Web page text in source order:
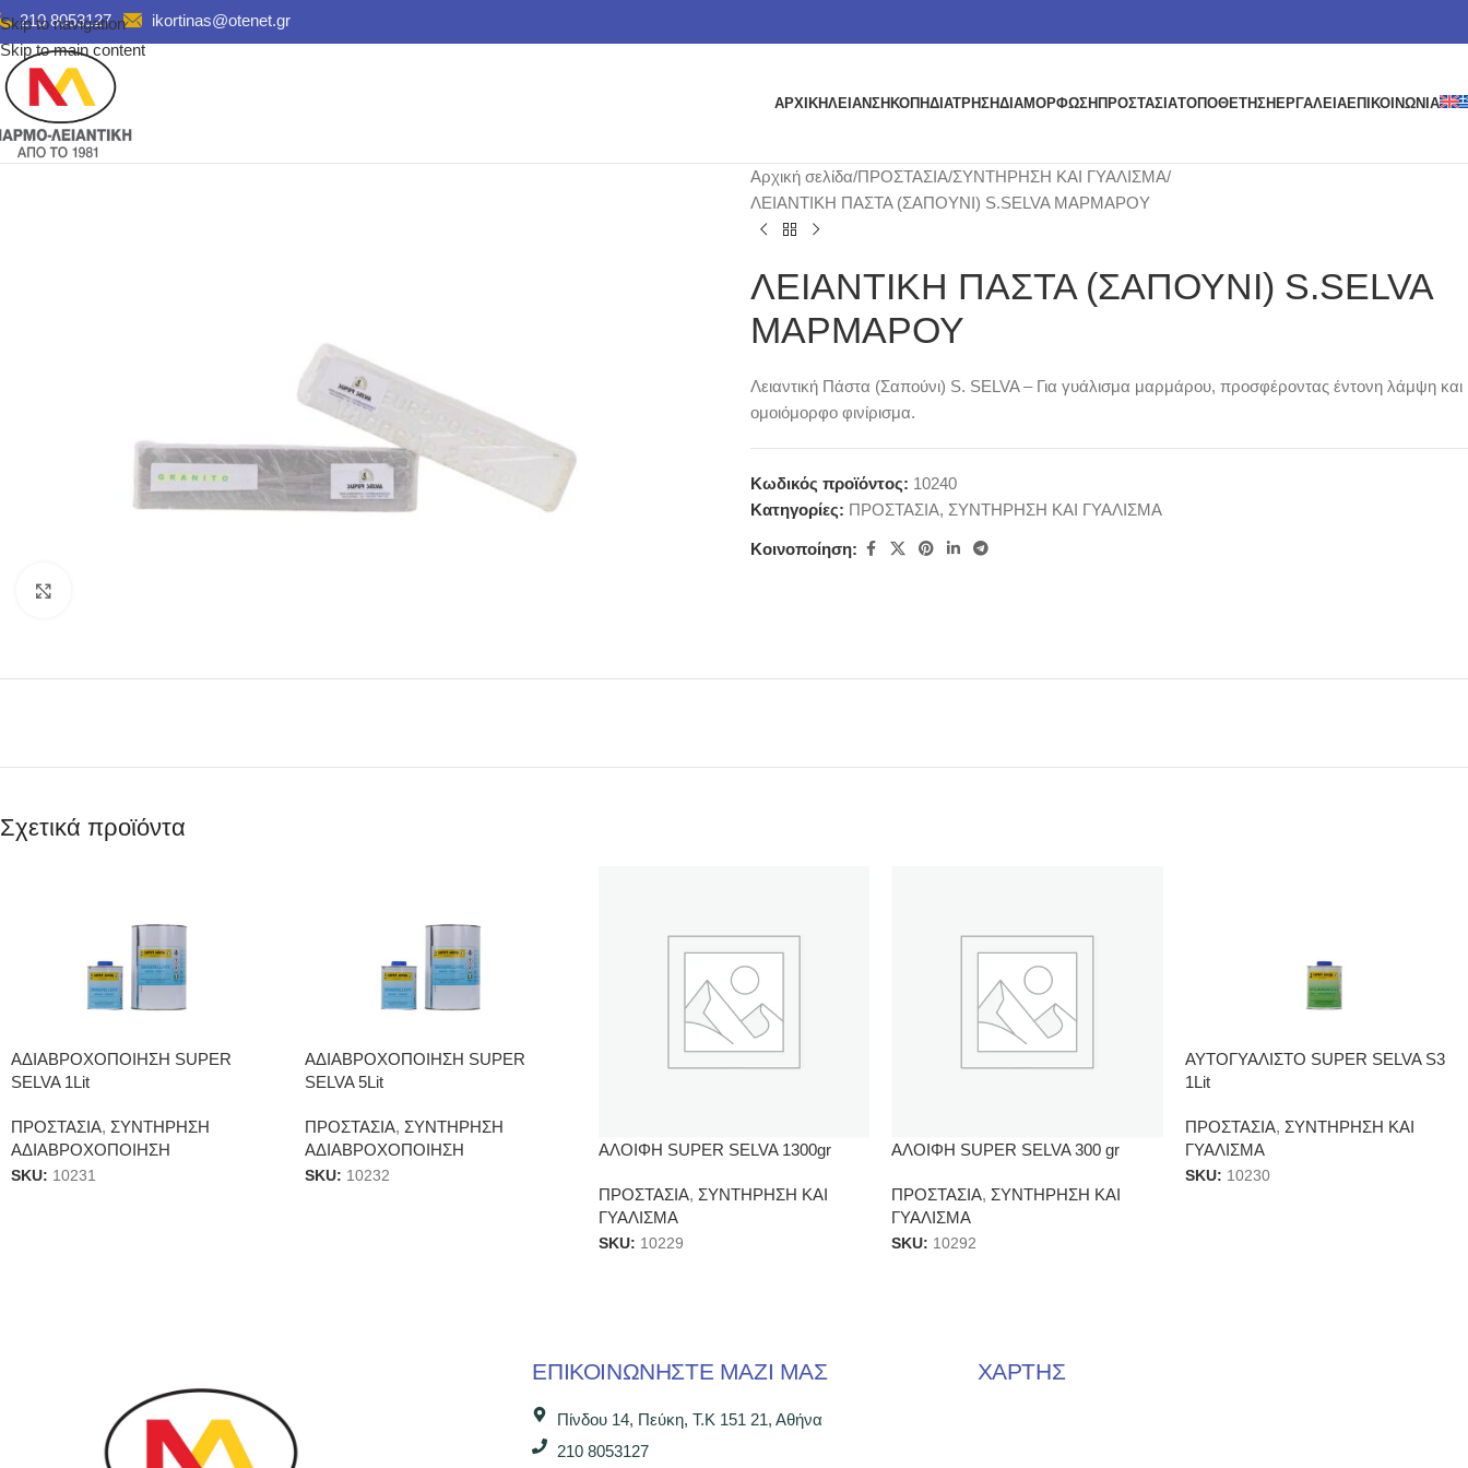
Skip to navigation
Skip to main content
210 8053127 ikortinas@otenet.gr
ΑΡΧΙΚΗΛΕΙΑΝΣΗ ΚΟΠΗΔΙΑΤΡΗΣΗΔΙΑΜΟΡΦΩΣΗ ΠΡΟΣΤΑΣΙΑΤΟΠΟΘΕΤΗΣΗ ΕΡΓΑΛΕΙΑΕΠΙΚΟΙΝΩΝΙΑ
Αρχική σελίδα ΠΡΟΣΤΑΣΙΑ ΣΥΝΤΗΡΗΣΗ ΚΑΙ ΓΥΑΛΙΣΜΑ
ΛΕΙΑΝΤΙΚΗ ΠΑΣΤΑ (ΣΑΠΟΥΝΙ) S.SELVA ΜΑΡΜΑΡΟΥ
ΛΕΙΑΝΤΙΚΗ ΠΑΣΤΑ (ΣΑΠΟΥΝΙ) S.SELVA
ΜΑΡΜΑΡΟΥ
Λειαντική Πάστα (Σαπούνι) S. SELVA – Για γυάλισμα μαρμάρου, προσφέροντας έντονη λάμψη και
ομοιόμορφο φινίρισμα.
Κωδικός προϊόντος: 10240
Κατηγορίες: ΠΡΟΣΤΑΣΙΑ, ΣΥΝΤΗΡΗΣΗ ΚΑΙ ΓΥΑΛΙΣΜΑ
Κοινοποίηση:
Σχετικά προϊόντα
ΑΔΙΑΒΡΟΧΟΠΟΙΗΣΗ SUPER
SELVA 1Lit
ΠΡΟΣΤΑΣΙΑ, ΣΥΝΤΗΡΗΣΗ
ΑΔΙΑΒΡΟΧΟΠΟΙΗΣΗ
SKU: 10231
ΑΔΙΑΒΡΟΧΟΠΟΙΗΣΗ SUPER
SELVA 5Lit
ΠΡΟΣΤΑΣΙΑ, ΣΥΝΤΗΡΗΣΗ
ΑΔΙΑΒΡΟΧΟΠΟΙΗΣΗ
SKU: 10232
ΑΛΟΙΦΗ SUPER SELVA 1300gr
ΠΡΟΣΤΑΣΙΑ, ΣΥΝΤΗΡΗΣΗ ΚΑΙ
ΓΥΑΛΙΣΜΑ
SKU: 10229
ΑΛΟΙΦΗ SUPER SELVA 300 gr
ΠΡΟΣΤΑΣΙΑ, ΣΥΝΤΗΡΗΣΗ ΚΑΙ
ΓΥΑΛΙΣΜΑ
SKU: 10292
ΑΥΤΟΓΥΑΛΙΣΤΟ SUPER SELVA S3
1Lit
ΠΡΟΣΤΑΣΙΑ, ΣΥΝΤΗΡΗΣΗ ΚΑΙ
ΓΥΑΛΙΣΜΑ
SKU: 10230
ΕΠΙΚΟΙΝΩΝΉΣΤΕ ΜΑΖΊ ΜΑΣ
Πίνδου 14, Πεύκη, Τ.Κ 151 21, Αθήνα
210 8053127
ΧΑΡΤΗΣ